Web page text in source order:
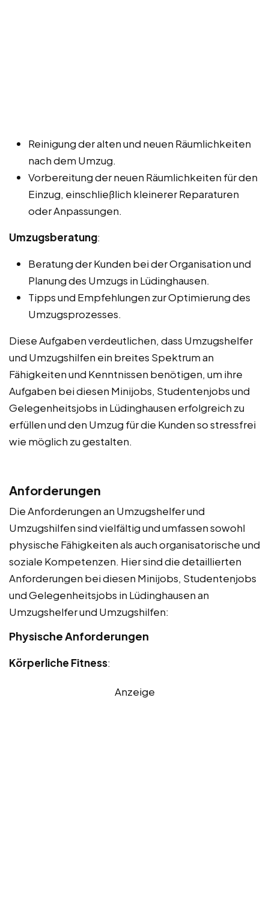
Reinigung der alten und neuen Räumlichkeiten
nach dem Umzug.
Vorbereitung der neuen Räumlichkeiten für den
Einzug, einschließlich kleinerer Reparaturen
oder Anpassungen.
Umzugsberatung:
Beratung der Kunden bei der Organisation und
Planung des Umzugs in Lüdinghausen.
Tipps und Empfehlungen zur Optimierung des
Umzugsprozesses.
Diese Aufgaben verdeutlichen, dass Umzugshelfer
und Umzugshilfen ein breites Spektrum an
Fähigkeiten und Kenntnissen benötigen, um ihre
Aufgaben bei diesen Minijobs, Studentenjobs und
Gelegenheitsjobs in Lüdinghausen erfolgreich zu
erfüllen und den Umzug für die Kunden so stressfrei
wie möglich zu gestalten.
Anforderungen
Die Anforderungen an Umzugshelfer und
Umzugshilfen sind vielfältig und umfassen sowohl
physische Fähigkeiten als auch organisatorische und
soziale Kompetenzen. Hier sind die detaillierten
Anforderungen bei diesen Minijobs, Studentenjobs
und Gelegenheitsjobs in Lüdinghausen an
Umzugshelfer und Umzugshilfen:
Physische Anforderungen
Körperliche Fitness:
Anzeige